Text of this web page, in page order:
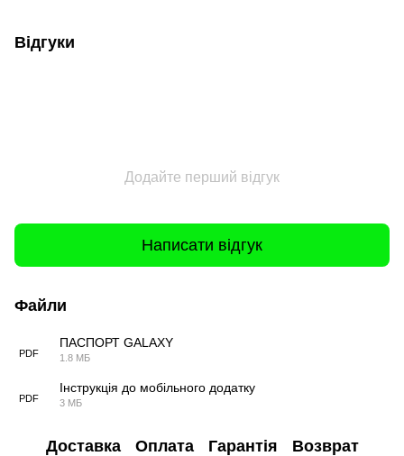
Відгуки
Додайте перший відгук
Написати відгук
Файли
PDF
ПАСПОРТ GALAXY
1.8 МБ
PDF
Інструкція до мобільного додатку
3 МБ
Доставка Оплата Гарантія Возврат